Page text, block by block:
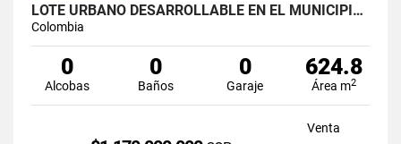
LOTE URBANO DESARROLLABLE EN EL MUNICIPIO DE LA CEJA
Colombia
0
Alcobas
0
Baños
0
Garaje
624.8
Área m2
Venta